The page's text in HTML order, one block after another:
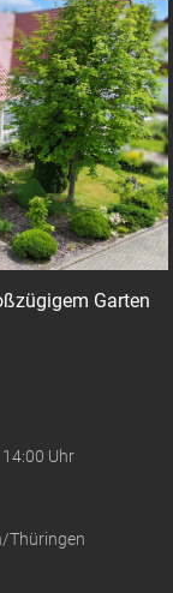
Garten
14:00 Uhr
Thüringen